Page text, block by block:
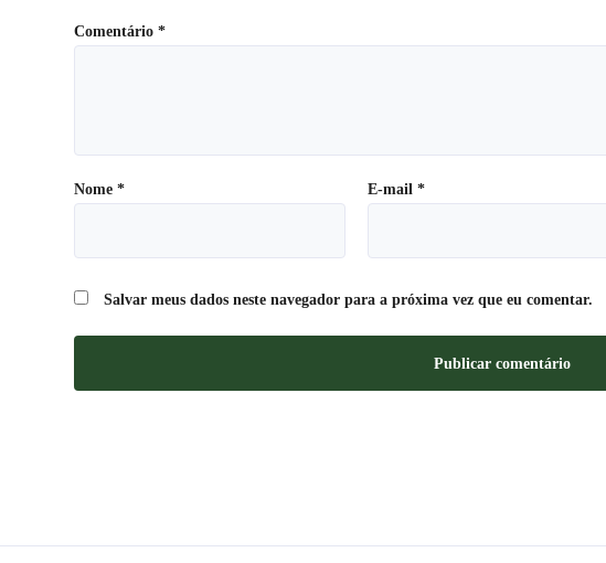
Comentário *
Nome * E-mail *
Salvar meus dados neste navegador para a próxima vez que eu comentar.